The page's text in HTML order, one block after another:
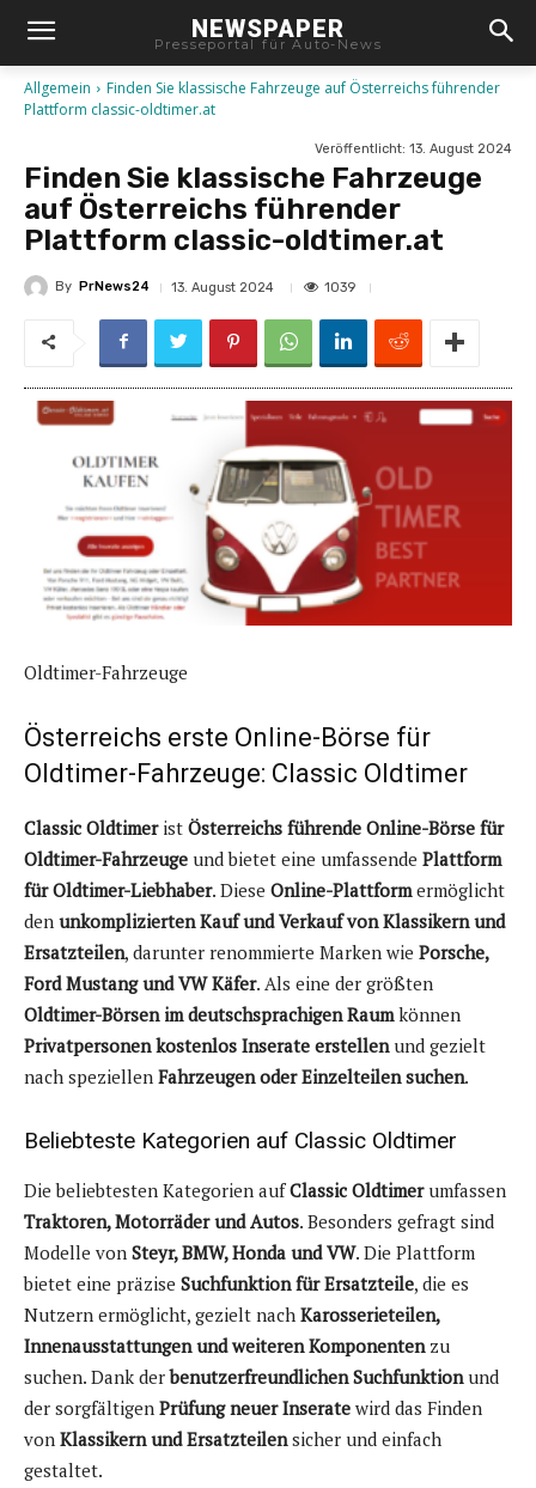
NEWSPAPER
Presseportal für Auto-News
Allgemein
Finden Sie klassische Fahrzeuge auf Österreichs führender
Plattform classic-oldtimer.at
Veröffentlicht: 13. August 2024
Finden Sie klassische Fahrzeuge
auf Österreichs führender
Plattform classic-oldtimer.at
By PrNews24 13. August 2024 1039
Oldtimer-Fahrzeuge
Österreichs erste Online-Börse für
Oldtimer-Fahrzeuge: Classic Oldtimer
Classic Oldtimerist Österreichs führende Online-Börse für
Oldtimer-Fahrzeuge und bietet eine umfassende Plattform
für Oldtimer-Liebhaber. Diese Online-Plattform ermöglicht
den unkomplizierten Kauf und Verkauf von Klassikern und
Ersatzteilen, darunter renommierte Marken wie Porsche,
Ford Mustang und VW Käfer. Als eine der größten
Oldtimer-Börsen im deutschsprachigen Raum können
Privatpersonen kostenlos Inserate erstellen und gezielt
nach speziellen Fahrzeugen oder Einzelteilen suchen.
Beliebteste Kategorien auf Classic Oldtimer
Die beliebtesten Kategorien aufClassic Oldtimerumfassen
Traktoren, Motorräder und Autos. Besonders gefragt sind
Modelle von Steyr, BMW, Honda und VW. Die Plattform
bietet eine präzise Suchfunktion für Ersatzteile, die es
Nutzern ermöglicht, gezielt nach Karosserieteilen,
Innenausstattungen und weiteren Komponenten zu
suchen. Dank derbenutzerfreundlichen Suchfunktion und
der sorgfältigen Prüfung neuer Inserate wird das Finden
von Klassikern und Ersatzteilen sicher und einfach
gestaltet.